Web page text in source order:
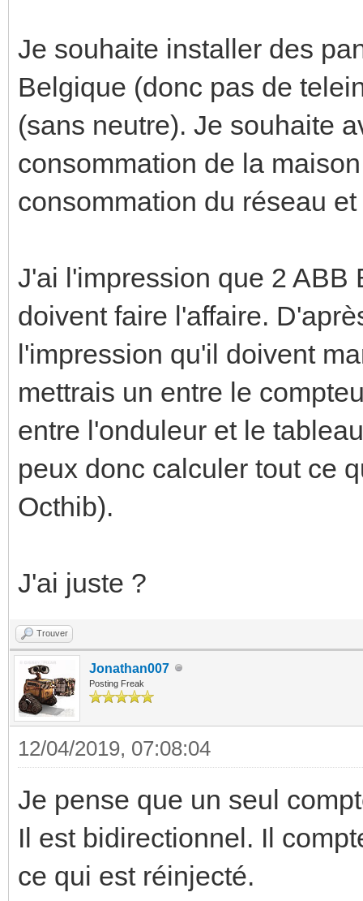
Je souhaite installer des
Belgique (donc pas de
(sans neutre). Je souhaite
consommation de la
consommation du réseau
J'ai l'impression que 2 ABB
doivent faire l'affaire.
l'impression qu'il doivent
mettrais un entre le
entre l'onduleur et le
peux donc calculer tout ce
Octhib).
J'ai juste ?
Trouver
Jonathan007
Posting Freak
12/04/2019, 07:08:04
Je pense que un seul
Il est bidirectionnel. Il
ce qui est réinjecté.